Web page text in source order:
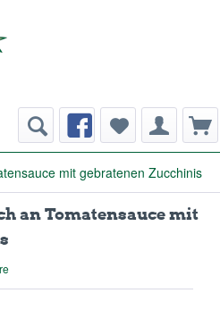
mit gebratenen Zucchinis
an Tomatensauce mit